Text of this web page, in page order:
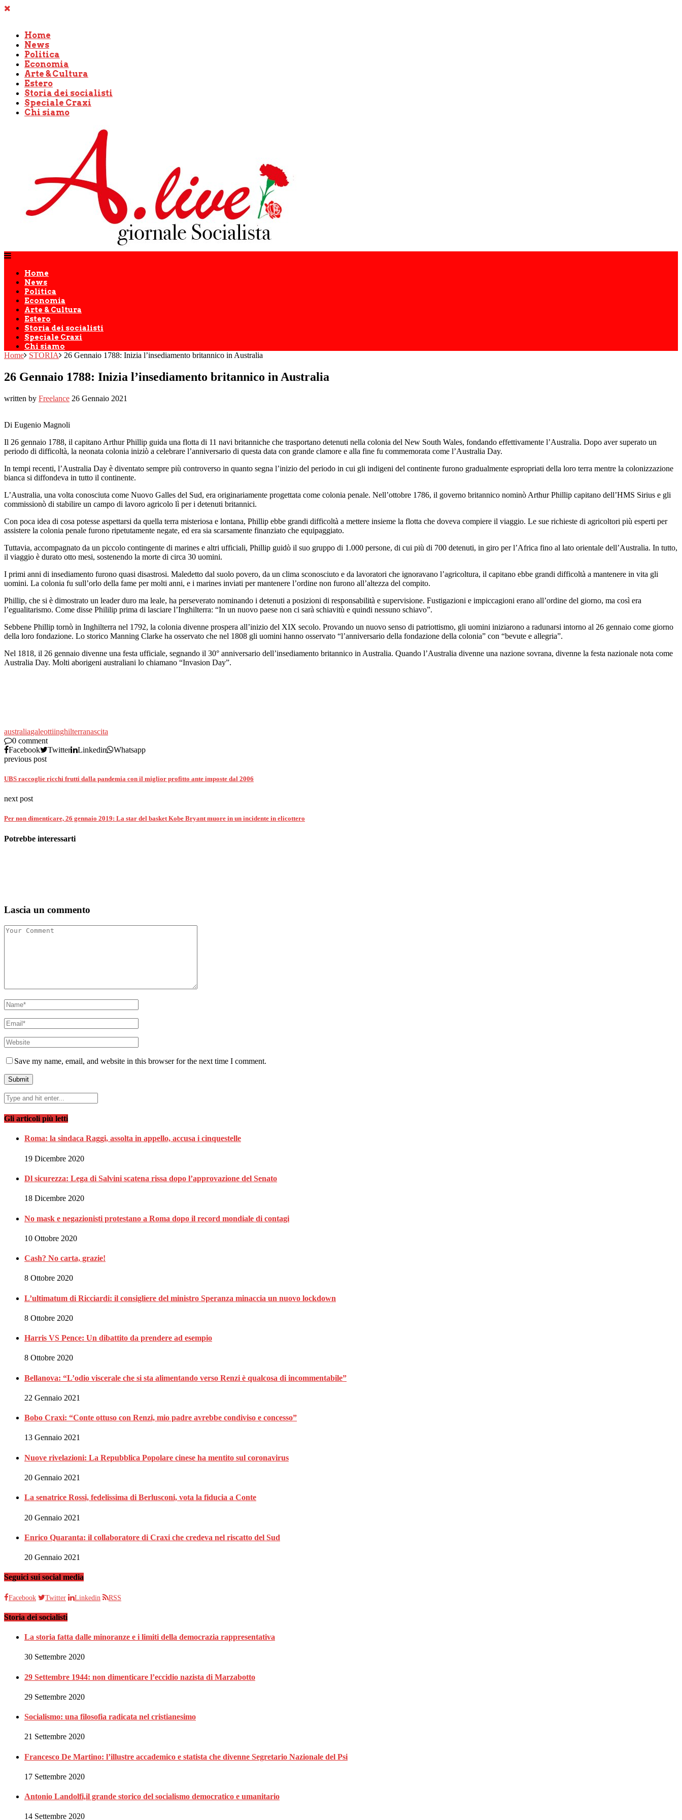
Home
News
Politica
Economia
Arte & Cultura
Estero
Storia dei socialisti
Speciale Craxi
Chi siamo
Home
News
Politica
Economia
Arte & Cultura
Estero
Storia dei socialisti
Speciale Craxi
Chi siamo
Home STORIA 26 Gennaio 1788: Inizia l’insediamento britannico in Australia
26 Gennaio 1788: Inizia l’insediamento britannico in Australia
written by Freelance 26 Gennaio 2021
Di Eugenio Magnoli
Il 26 gennaio 1788, il capitano Arthur Phillip guida una flotta di 11 navi britanniche che trasportano detenuti nella colonia del New South Wales, fondando effettivamente l’Australia. Dopo aver superato un
periodo di difficoltà, la neonata colonia iniziò a celebrare l’anniversario di questa data con grande clamore e alla fine fu commemorata come l’Australia Day.
In tempi recenti, l’Australia Day è diventato sempre più controverso in quanto segna l’inizio del periodo in cui gli indigeni del continente furono gradualmente espropriati della loro terra mentre la colonizzazione
bianca si diffondeva in tutto il continente.
L’Australia, una volta conosciuta come Nuovo Galles del Sud, era originariamente progettata come colonia penale. Nell’ottobre 1786, il governo britannico nominò Arthur Phillip capitano dell’HMS Sirius e gli
commissionò di stabilire un campo di lavoro agricolo lì per i detenuti britannici.
Con poca idea di cosa potesse aspettarsi da quella terra misteriosa e lontana, Phillip ebbe grandi difficoltà a mettere insieme la flotta che doveva compiere il viaggio. Le sue richieste di agricoltori più esperti per
assistere la colonia penale furono ripetutamente negate, ed era sia scarsamente finanziato che equipaggiato.
Tuttavia, accompagnato da un piccolo contingente di marines e altri ufficiali, Phillip guidò il suo gruppo di 1.000 persone, di cui più di 700 detenuti, in giro per l’Africa fino al lato orientale dell’Australia. In tutto,
il viaggio è durato otto mesi, sostenendo la morte di circa 30 uomini.
I primi anni di insediamento furono quasi disastrosi. Maledetto dal suolo povero, da un clima sconosciuto e da lavoratori che ignoravano l’agricoltura, il capitano ebbe grandi difficoltà a mantenere in vita gli
uomini. La colonia fu sull’orlo della fame per molti anni, e i marines inviati per mantenere l’ordine non furono all’altezza del compito.
Phillip, che si è dimostrato un leader duro ma leale, ha perseverato nominando i detenuti a posizioni di responsabilità e supervisione. Fustigazioni e impiccagioni erano all’ordine del giorno, ma così era
l’egualitarismo. Come disse Phililip prima di lasciare l’Inghilterra: “In un nuovo paese non ci sarà schiavitù e quindi nessuno schiavo”.
Sebbene Phillip tornò in Inghilterra nel 1792, la colonia divenne prospera all’inizio del XIX secolo. Provando un nuovo senso di patriottismo, gli uomini iniziarono a radunarsi intorno al 26 gennaio come giorno
della loro fondazione. Lo storico Manning Clarke ha osservato che nel 1808 gli uomini hanno osservato “l’anniversario della fondazione della colonia” con “bevute e allegria”.
Nel 1818, il 26 gennaio divenne una festa ufficiale, segnando il 30° anniversario dell’insediamento britannico in Australia. Quando l’Australia divenne una nazione sovrana, divenne la festa nazionale nota come
Australia Day. Molti aborigeni australiani lo chiamano “Invasion Day”.
australiagaleottiinghilterranascita
0 comment
Facebook
Twitter Linkedin
Whatsapp
previous post
UBS raccoglie ricchi frutti dalla pandemia con il miglior profitto ante imposte dal 2006
next post
Per non dimenticare, 26 gennaio 2019: La star del basket Kobe Bryant muore in un incidente in elicottero
Potrebbe interessarti
Lascia un commento
Save my name, email, and website in this browser for the next time I comment.
Gli articoli più letti
Roma: la sindaca Raggi, assolta in appello, accusa i cinquestelle
19 Dicembre 2020
Dl sicurezza: Lega di Salvini scatena rissa dopo l’approvazione del Senato
18 Dicembre 2020
No mask e negazionisti protestano a Roma dopo il record mondiale di contagi
10 Ottobre 2020
Cash? No carta, grazie!
8 Ottobre 2020
L’ultimatum di Ricciardi: il consigliere del ministro Speranza minaccia un nuovo lockdown
8 Ottobre 2020
Harris VS Pence: Un dibattito da prendere ad esempio
8 Ottobre 2020
Bellanova: “L’odio viscerale che si sta alimentando verso Renzi è qualcosa di incommentabile”
22 Gennaio 2021
Bobo Craxi: “Conte ottuso con Renzi, mio padre avrebbe condiviso e concesso”
13 Gennaio 2021
Nuove rivelazioni: La Repubblica Popolare cinese ha mentito sul coronavirus
20 Gennaio 2021
La senatrice Rossi, fedelissima di Berlusconi, vota la fiducia a Conte
20 Gennaio 2021
Enrico Quaranta: il collaboratore di Craxi che credeva nel riscatto del Sud
20 Gennaio 2021
Seguici sui social media
Facebook Twitter Linkedin RSS
Storia dei socialisti
La storia fatta dalle minoranze e i limiti della democrazia rappresentativa
30 Settembre 2020
29 Settembre 1944: non dimenticare l’eccidio nazista di Marzabotto
29 Settembre 2020
Socialismo: una filosofia radicata nel cristianesimo
21 Settembre 2020
Francesco De Martino: l’illustre accademico e statista che divenne Segretario Nazionale del Psi
17 Settembre 2020
Antonio Landolfi,il grande storico del socialismo democratico e umanitario
14 Settembre 2020